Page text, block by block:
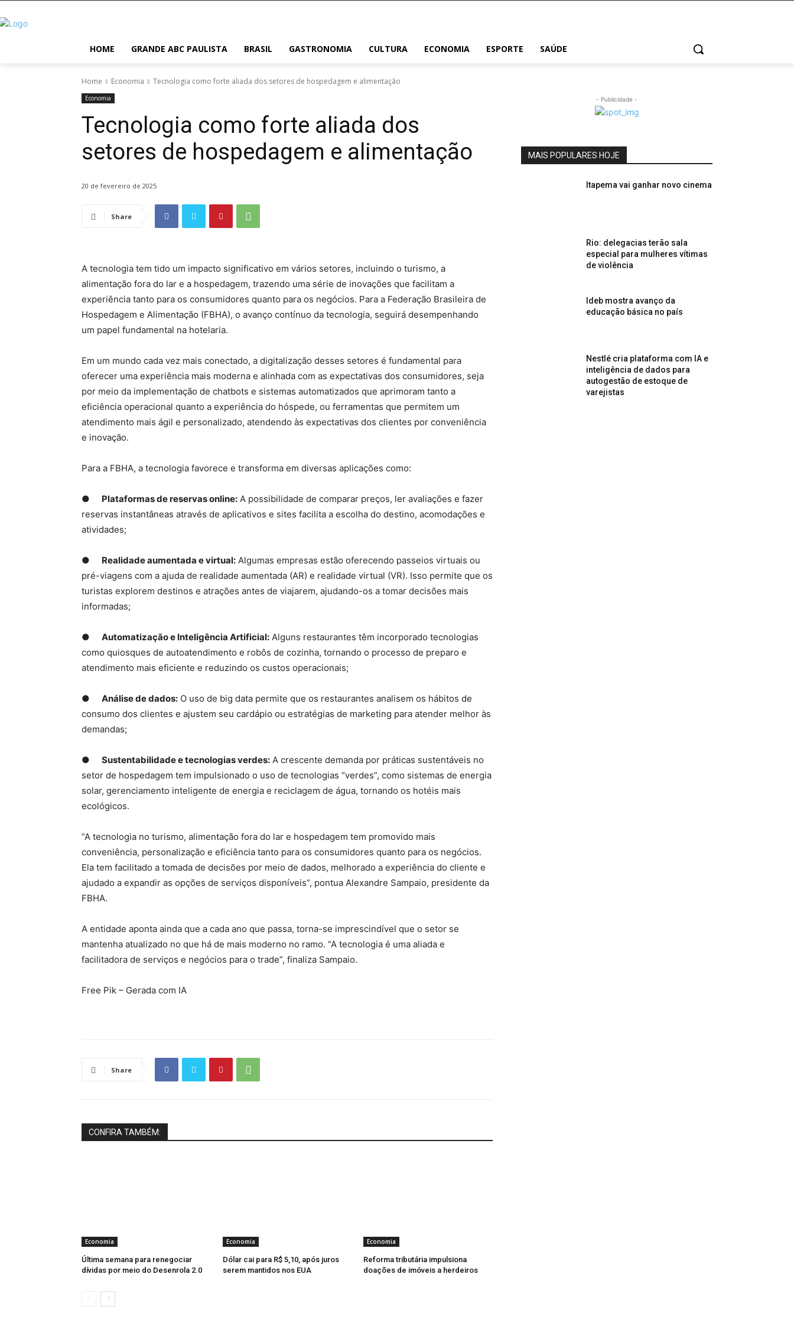
HOME GRANDE ABC PAULISTA BRASIL GASTRONOMIA CULTURA ECONOMIA ESPORTE SAÚDE
Home Economia Tecnologia como forte aliada dos setores de hospedagem e alimentação
Economia
Tecnologia como forte aliada dos
setores de hospedagem e alimentação
20 de fevereiro de 2025
Share
A tecnologia tem tido um impacto significativo em vários setores, incluindo o turismo, a
alimentação fora do lar e a hospedagem, trazendo uma série de inovações que facilitam a
experiência tanto para os consumidores quanto para os negócios. Para a Federação Brasileira de
Hospedagem e Alimentação (FBHA), o avanço contínuo da tecnologia, seguirá desempenhando
um papel fundamental na hotelaria.
Em um mundo cada vez mais conectado, a digitalização desses setores é fundamental para
oferecer uma experiência mais moderna e alinhada com as expectativas dos consumidores, seja
por meio da implementação de chatbots e sistemas automatizados que aprimoram tanto a
eficiência operacional quanto a experiência do hóspede, ou ferramentas que permitem um
atendimento mais ágil e personalizado, atendendo às expectativas dos clientes por conveniência
e inovação.
Para a FBHA, a tecnologia favorece e transforma em diversas aplicações como:
● Plataformas de reservas online: A possibilidade de comparar preços, ler avaliações e fazer
reservas instantâneas através de aplicativos e sites facilita a escolha do destino, acomodações e
atividades;
● Realidade aumentada e virtual: Algumas empresas estão oferecendo passeios virtuais ou
pré-viagens com a ajuda de realidade aumentada (AR) e realidade virtual (VR). Isso permite que os
turistas explorem destinos e atrações antes de viajarem, ajudando-os a tomar decisões mais
informadas;
● Automatização e Inteligência Artificial: Alguns restaurantes têm incorporado tecnologias
como quiosques de autoatendimento e robôs de cozinha, tornando o processo de preparo e
atendimento mais eficiente e reduzindo os custos operacionais;
● Análise de dados: O uso de big data permite que os restaurantes analisem os hábitos de
consumo dos clientes e ajustem seu cardápio ou estratégias de marketing para atender melhor às
demandas;
● Sustentabilidade e tecnologias verdes: A crescente demanda por práticas sustentáveis no
setor de hospedagem tem impulsionado o uso de tecnologias “verdes”, como sistemas de energia
solar, gerenciamento inteligente de energia e reciclagem de água, tornando os hotéis mais
ecológicos.
“A tecnologia no turismo, alimentação fora do lar e hospedagem tem promovido mais
conveniência, personalização e eficiência tanto para os consumidores quanto para os negócios.
Ela tem facilitado a tomada de decisões por meio de dados, melhorado a experiência do cliente e
ajudado a expandir as opções de serviços disponíveis”, pontua Alexandre Sampaio, presidente da
FBHA.
A entidade aponta ainda que a cada ano que passa, torna-se imprescindível que o setor se
mantenha atualizado no que há de mais moderno no ramo. “A tecnologia é uma aliada e
facilitadora de serviços e negócios para o trade”, finaliza Sampaio.
Free Pik – Gerada com IA
Share
CONFIRA TAMBÉM:
Economia
Última semana para renegociar
dívidas por meio do Desenrola 2.0
Economia
Dólar cai para R$ 5,10, após juros
serem mantidos nos EUA
Economia
Reforma tributária impulsiona
doações de imóveis a herdeiros
- Publicidade -
MAIS POPULARES HOJE
Itapema vai ganhar novo cinema
Rio: delegacias terão sala
especial para mulheres vítimas
de violência
Ideb mostra avanço da
educação básica no país
Nestlé cria plataforma com IA e
inteligência de dados para
autogestão de estoque de
varejistas